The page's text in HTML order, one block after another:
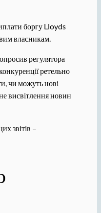
боргу Lloyds
власникам.
регулятора
ретельно
чи можуть нові
висвітлення новин
звітів –